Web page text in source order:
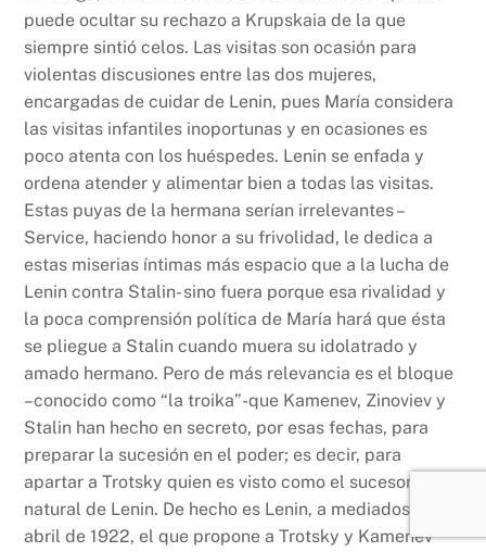
puede ocultar su rechazo a Krupskaia de la que
siempre sintió celos. Las visitas son ocasión para
violentas discusiones entre las dos mujeres,
encargadas de cuidar de Lenin, pues María considera
las visitas infantiles inoportunas y en ocasiones es
poco atenta con los huéspedes. Lenin se enfada y
ordena atender y alimentar bien a todas las visitas.
Estas puyas de la hermana serían irrelevantes –
Service, haciendo honor a su frivolidad, le dedica a
estas miserias íntimas más espacio que a la lucha de
Lenin contra Stalin- sino fuera porque esa rivalidad y
la poca comprensión política de María hará que ésta
se pliegue a Stalin cuando muera su idolatrado y
amado hermano. Pero de más relevancia es el bloque
–conocido como “la troika”-que Kamenev, Zinoviev y
Stalin han hecho en secreto, por esas fechas, para
preparar la sucesión en el poder; es decir, para
apartar a Trotsky quien es visto como el sucesor
natural de Lenin. De hecho es Lenin, a mediados de
abril de 1922, el que propone a Trotsky y Kamenev